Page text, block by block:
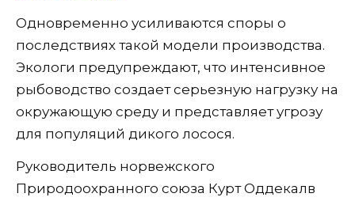
Одновременно усиливаются споры о
последствиях такой модели производства.
Экологи предупреждают, что интенсивное
рыбоводство создает серьезную нагрузку на
окружающую среду и представляет угрозу
для популяций дикого лосося.
Руководитель норвежского
Природоохранного союза Курт Оддекалв